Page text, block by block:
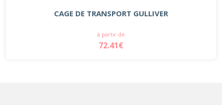
CAGE DE TRANSPORT GULLIVER
à partir de
72.41€